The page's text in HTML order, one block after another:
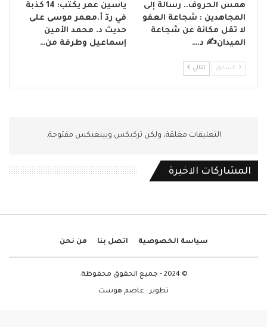
همس الحروف.. رسالة إلى
المجاهدين : شجاعة العفو
لا تقل مكانة عن شجاعة
الميدان✍️ د.…
ياسين عمر يكتب: 14 كذبة
في ردّ أ.معمر موسى على
حديث د. محمد الأمين
إسماعيل وطرفة من…
السابق التالي
التعليقات مغلقة، ولكن تركبكس وبينغبكس مفتوحة.
المشاركات الاخيرة
سياسة الخصوصية اتصل بنا من نحن
© 2024 - جميع الحقوق محفوظة.
تطوير : عاصم هوست